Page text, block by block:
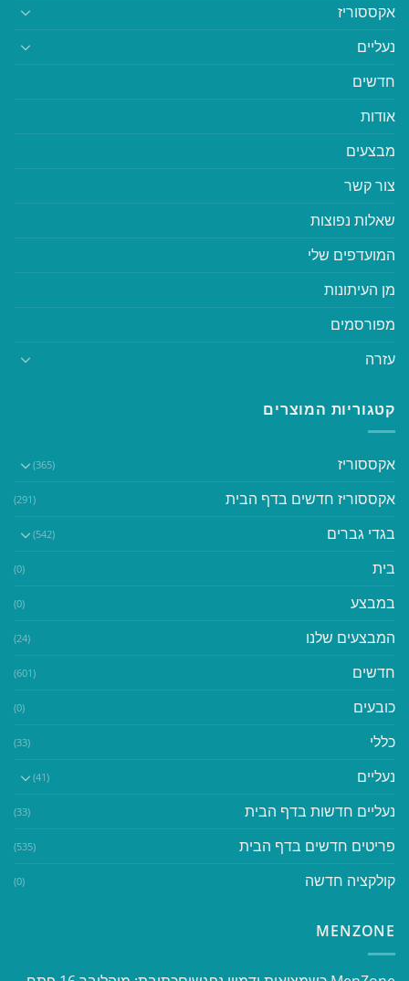
אקססוריז
נעליים
חדשים
אודות
מבצעים
צור קשר
שאלות נפוצות
המועדפים שלי
מן העיתונות
מפורסמים
עזרה
קטגוריות המוצרים
אקססוריז (365)
אקססוריז חדשים בדף הבית (291)
בגדי גברים (542)
בית (0)
במבצע (0)
המבצעים שלנו (24)
חדשים (601)
כובעים (0)
כללי (33)
נעליים (41)
נעליים חדשות בדף הבית (33)
פריטים חדשים בדף הבית (535)
קולקציה חדשה (0)
MENZONE